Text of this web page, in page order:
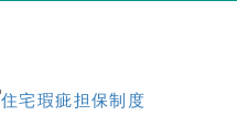
住宅瑕疵担保制度